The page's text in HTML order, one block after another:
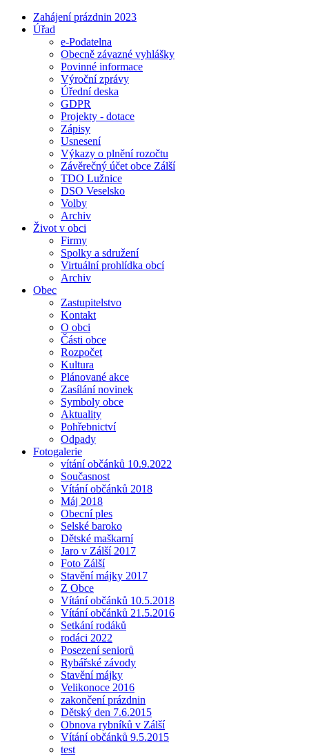
Zahájení prázdnin 2023
Úřad
e-Podatelna
Obecně závazné vyhlášky
Povinné informace
Výroční zprávy
Úřední deska
GDPR
Projekty - dotace
Zápisy
Usnesení
Výkazy o plnění rozočtu
Závěrečný účet obce Zálší
TDO Lužnice
DSO Veselsko
Volby
Archiv
Život v obci
Firmy
Spolky a sdružení
Virtuální prohlídka obcí
Archiv
Obec
Zastupitelstvo
Kontakt
O obci
Části obce
Rozpočet
Kultura
Plánované akce
Zasílání novinek
Symboly obce
Aktuality
Pohřebnictví
Odpady
Fotogalerie
vítání občánků 10.9.2022
Současnost
Vítání občánků 2018
Máj 2018
Obecní ples
Selské baroko
Dětské maškarní
Jaro v Zálší 2017
Foto Zálší
Stavění májky 2017
Z Obce
Vítání občánků 10.5.2018
Vítání občánků 21.5.2016
Setkání rodáků
rodáci 2022
Posezení seniorů
Rybářské závody
Stavění májky
Velikonoce 2016
zakončení prázdnin
Dětský den 7.6.2015
Obnova rybníků v Zálší
Vítání občánků 9.5.2015
test